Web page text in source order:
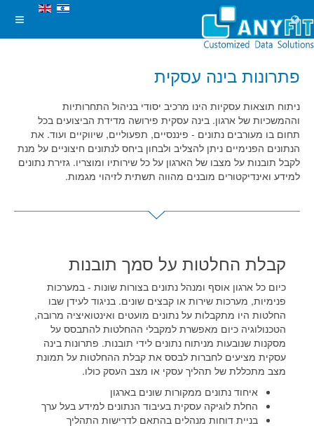
פתרונות בינה עסקית
ניתוח תוצאות עסקיות הינו מרכיב יסודי בניהול התחרותיות
וההמשכיות של ארגון. בינה עסקית פירושה מדידת הביצועים בכל
תחום בו מעורבים נתונים - פיננסיים, תפעוליים, שיווקיים ועוד. את
הנתונים הפנימיים ניתן להצליב ולבחון ביחס לנתונים חיצוניים על מנת
לקבל תובנות על מצבו של הארגון על כל שירותיו ומוצריו. גזירת נתונים
למידע ואינדיקטורים מובנים מהווה תשתית לזיהוי מגמות.
קבלת החלטות על סמך תובנות
כיום כל ארגון אוסף ומנהל נתונים בצורות שונות - במערכות
פנימיות, מערכות שירות או קבצים שונים. בניגוד לעידן שבו
החלטות היו מתקבלות על נתונים מועטים ואינטואיציה מרובה,
הטכנולוגיה כיום מאפשרת למקבלי ההחלטות להתבסס על
מסקנות שנובעות מניתוח נתונים לידי תובנות. פתרונות בינה
עסקית מציעים לחברות לבסס את קבלת ההחלטות על תמונת
מצב מתכללת של תהליך עסקי או מצב העסק כולו.
איחוד נתונים ממקורות שונים בארגון
החלת לוגיקה עסקית בעיבוד הנתונים למידע בעל ערך
בניית דוחות מנהלים בהתאם לדרישות התהליך